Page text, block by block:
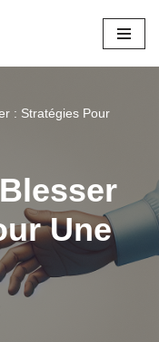
: Stratégies Pour
Une